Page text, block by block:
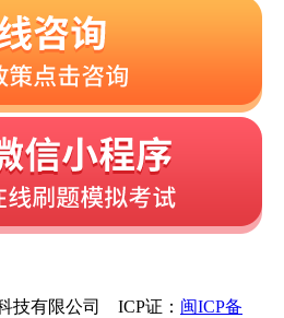
技有限公司 ICP证： 闽ICP备